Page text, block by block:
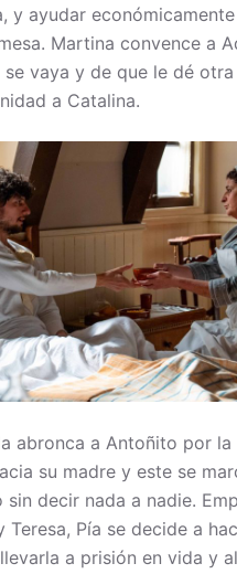
y ayudar
Martina convence a
se vaya y de que le dé otra
a Catalina.
abronca a Antoñito por
su madre y este se
sin decir nada a nadie.
Teresa, Pía se decide a
a prisión en vida y